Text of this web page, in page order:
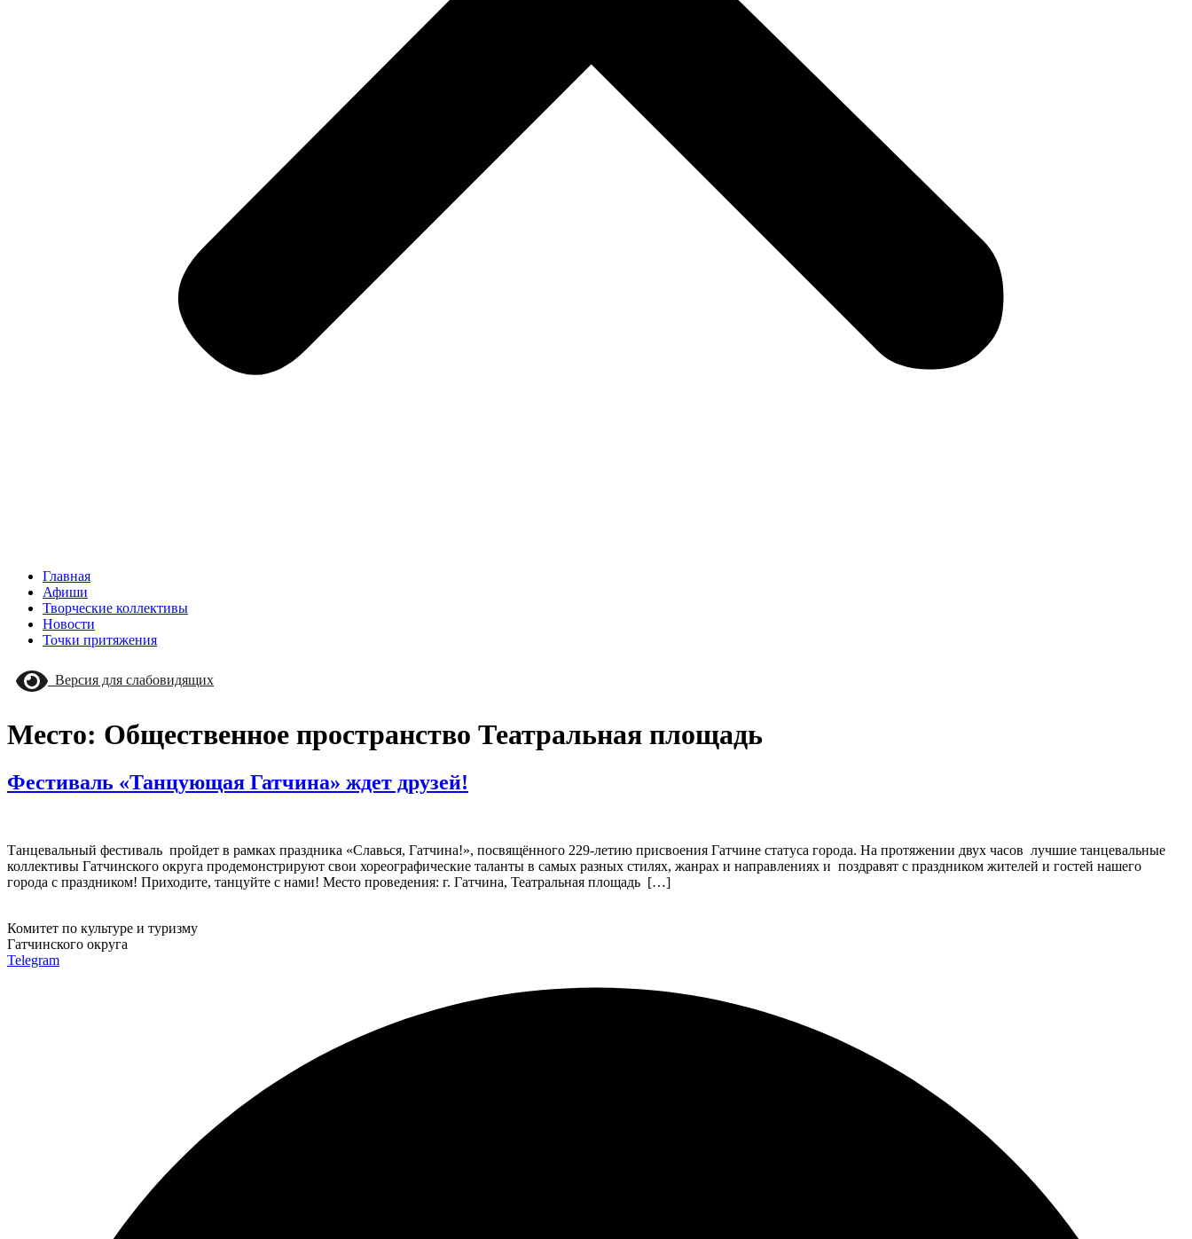
Главная
Афиши
Творческие коллективы
Новости
Точки притяжения
Версия для слабовидящих
Место: Общественное пространство Театральная площадь
Фестиваль «Танцующая Гатчина» ждет друзей!
Танцевальный фестиваль пройдет в рамках праздника «Славься, Гатчина!», посвящённого 229-летию присвоения Гатчине статуса города. На протяжении двух часов лучшие танцевальные
коллективы Гатчинского округа продемонстрируют свои хореографические таланты в самых разных стилях, жанрах и направлениях и поздравят с праздником жителей и гостей нашего
города с праздником! Приходите, танцуйте с нами! Место проведения: г. Гатчина, Театральная площадь […]
Комитет по культуре и туризму
Гатчинского округа
Telegram